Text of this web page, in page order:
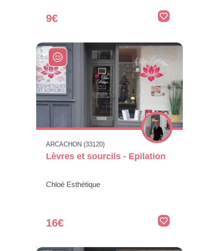
9€
ARCACHON (33120)
Lèvres et sourcils - Epilation
Chloé Esthétique
16€